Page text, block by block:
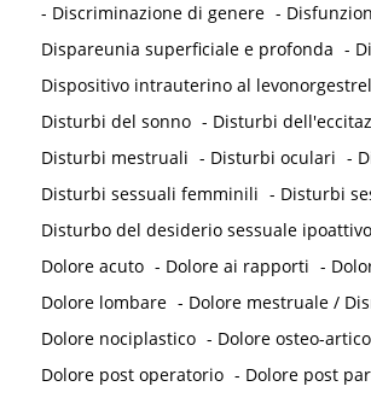
- Discriminazione di genere -
Dispareunia superficiale e profonda -
Dispositivo intrauterino al levonorgestrel
Disturbi del sonno - Disturbi
Disturbi mestruali - Disturbi oculari -
Disturbi sessuali femminili - Disturbi
Disturbo del desiderio sessuale ipoattivo
Dolore acuto - Dolore ai rapporti -
Dolore lombare - Dolore mestruale /
Dolore nociplastico - Dolore osteo-
Dolore post operatorio - Dolore post